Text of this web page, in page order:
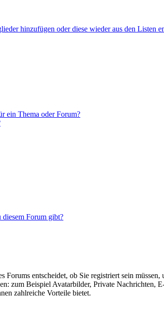
hinzufügen oder diese wieder aus den Listen
ein Thema oder Forum?
Forum gibt?
entscheidet, ob Sie registriert sein
zum Beispiel Avatarbilder, Private Nachrichten,
zahlreiche Vorteile bietet.